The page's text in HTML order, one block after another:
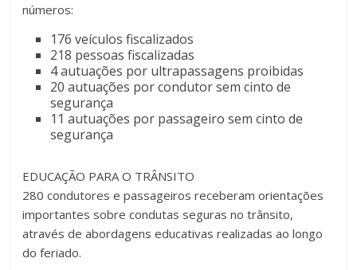
números:
176 veículos fiscalizados
218 pessoas fiscalizadas
4 autuações por ultrapassagens proibidas
20 autuações por condutor sem cinto de
segurança
11 autuações por passageiro sem cinto de
segurança
EDUCAÇÃO PARA O TRÂNSITO
280 condutores e passageiros receberam orientações
importantes sobre condutas seguras no trânsito,
através de abordagens educativas realizadas ao longo
do feriado.